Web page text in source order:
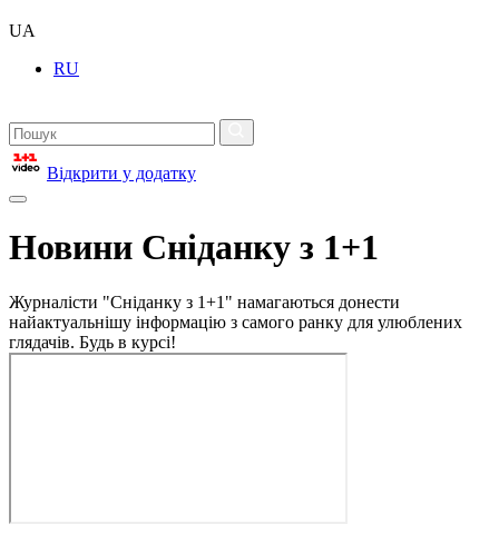
UA
RU
Відкрити у додатку
Новини Сніданку з 1+1
Журналісти "Сніданку з 1+1" намагаються донести
найактуальнішу інформацію з самого ранку для улюблених
глядачів. Будь в курсі!